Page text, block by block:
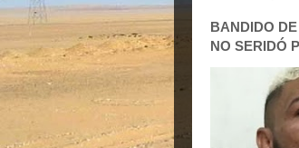
BANDIDO
NO SERIDÓ